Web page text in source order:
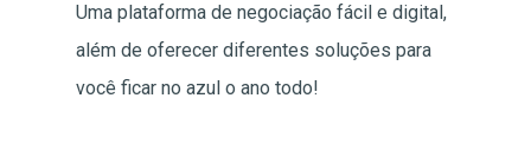
Uma plataforma de negociação fácil e digital,
além de oferecer diferentes soluções para
você ficar no azul o ano todo!